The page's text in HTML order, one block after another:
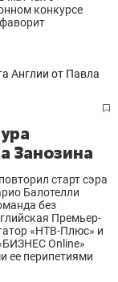
конкурсе
Занозина
старт сэра
Балотелли
без
Премьер-
«НТВ-Плюс» и
Online»
ее перипетиями